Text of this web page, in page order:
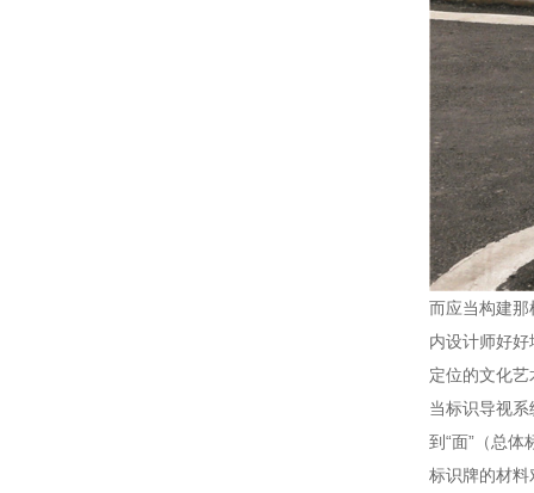
而应当
内设计师好
定位的文化
当标
到“面”（总
标